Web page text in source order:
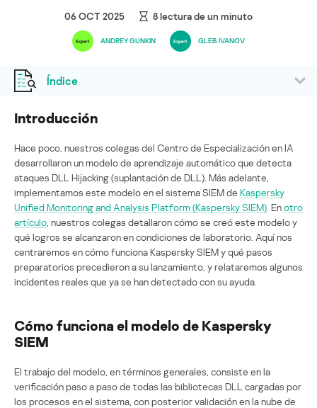
06 OCT 2025 8lectura de un minuto
ANDREY GUNKIN GLEB IVANOV
Índice
Introducción
Hace poco, nuestros colegas del Centro de Especialización en IA
desarrollaron un modelo de aprendizaje automático que detecta
ataques DLL Hijacking (suplantación de DLL). Más adelante,
implementamos este modelo en el sistema SIEM de Kaspersky
Unified Monitoring and Analysis Platform (Kaspersky SIEM) . Enotro
artículo , nuestros colegas detallaron cómo se creó este modelo y
qué logros se alcanzaron en condiciones de laboratorio. Aquí nos
centraremos en cómo funciona Kaspersky SIEM y qué pasos
preparatorios precedieron a su lanzamiento, y relataremos algunos
incidentes reales que ya se han detectado con su ayuda.
Cómo funciona el modelo de Kaspersky
SIEM
El trabajo del modelo, en términos generales, consiste en la
verificación paso a paso de todas las bibliotecas DLL cargadas por
los procesos en el sistema, con posterior validación en la nube de